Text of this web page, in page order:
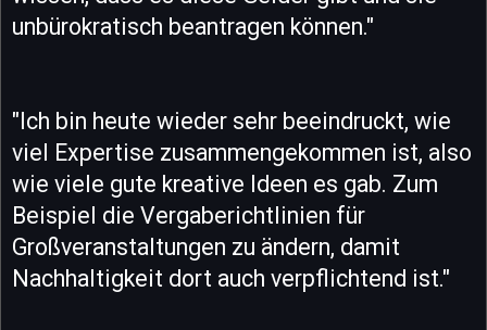
unbürokratisch beantragen können."
"Ich bin heute wieder sehr beeindruckt, wie
viel Expertise zusammengekommen ist, also
wie viele gute kreative Ideen es gab. Zum
Beispiel die Vergaberichtlinien für
Großveranstaltungen zu ändern, damit
Nachhaltigkeit dort auch verpflichtend ist."